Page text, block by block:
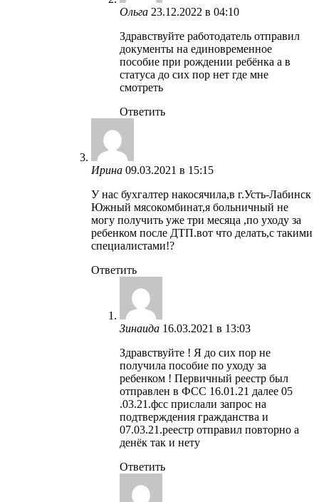
Ольга 23.12.2022 в 04:10
Здравствуйте работодатель отправил
документы на единовременное
пособие при рождении ребёнка а в
статуса до сих пор нет где мне
смотреть
Ответить
Ирина 09.03.2021 в 15:15
У нас бухгалтер накосячила,в г.Усть-Лабинск
Южный мясокомбинат,я больничный не
могу получить уже три месяца ,по уходу за
ребенком после ДТП.вот что делать,с такими
специалистами!?
Ответить
Зинаида 16.03.2021 в 13:03
Здравствуйте ! Я до сих пор не
получила пособие по уходу за
ребенком ! Первичный реестр был
отправлен в ФСС 16.01.21 далее 05
.03.21.фсс прислали запрос на
подтверждения гражданства и
07.03.21.реестр отправил повторно а
денёк так и нету
Ответить